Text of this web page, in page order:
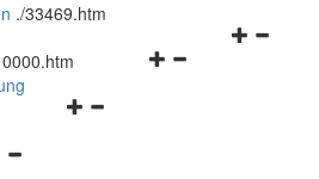
./33469.htm
Navigationsmenü
Navigationsmenü